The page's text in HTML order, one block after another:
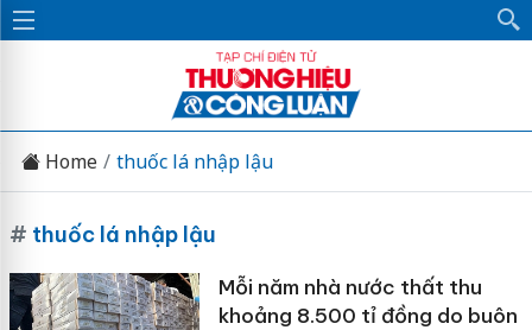
Home thuốc lá nhập lậu
# thuốc lá nhập lậu
Mỗi năm nhà nước thất thu
khoảng 8.500 tỉ đồng do buôn